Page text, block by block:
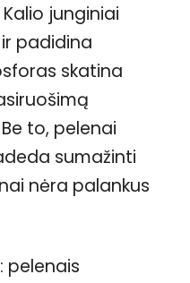
junginiai
padidina
skatina
to, pelenai
sumažinti
nėra palankus
pelenais